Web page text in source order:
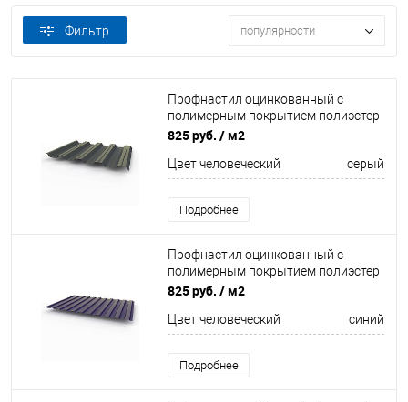
Фильтр популярности
Профнастил оцинкованный с
полимерным покрытием полиэстер
НС44 buildstor 0,5х1047мм RAL 7024
825 руб. / м2
Цвет человеческий серый
Подробнее
Профнастил оцинкованный с
полимерным покрытием полиэстер
С8 buildstor 0,6х1180мм RAL 5022
825 руб. / м2
Цвет человеческий синий
Подробнее